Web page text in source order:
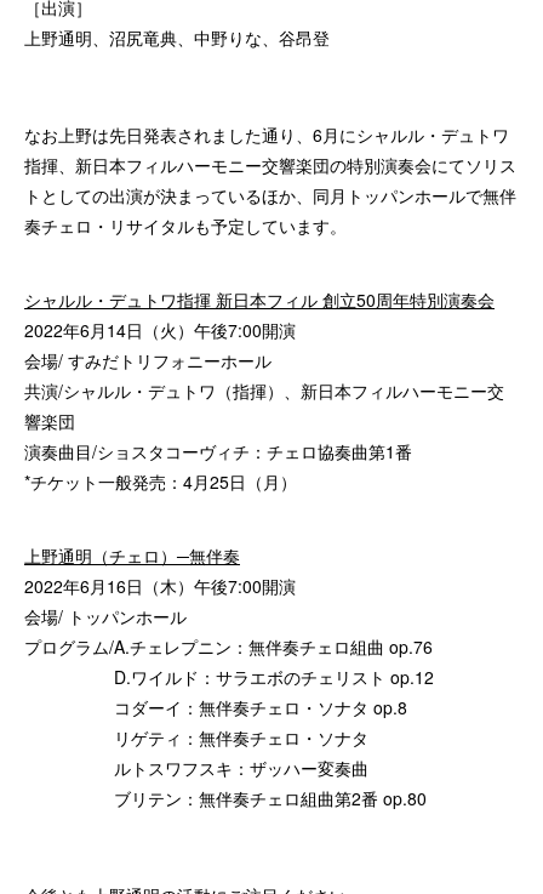
［出演］
上野通明、沼尻竜典、中野りな、谷昂登
なお上野は先日発表されました通り、6月にシャルル・デュトワ
指揮、新日本フィルハーモニー交響楽団の特別演奏会にてソリス
トとしての出演が決まっているほか、同月トッパンホールで無伴
奏チェロ・リサイタルも予定しています。
シャルル・デュトワ指揮 新日本フィル 創立50周年特別演奏会
2022年6月14日（火）午後7:00開演
会場/ すみだトリフォニーホール
共演/シャルル・デュトワ（指揮）、新日本フィルハーモニー交
響楽団
演奏曲目/ショスタコーヴィチ：チェロ協奏曲第1番
*チケット一般発売：4月25日（月）
上野通明（チェロ）─無伴奏
2022年6月16日（木）午後7:00開演
会場/ トッパンホール
プログラム/A.チェレプニン：無伴奏チェロ組曲 op.76
D.ワイルド：サラエボのチェリスト op.12
コダーイ：無伴奏チェロ・ソナタ op.8
リゲティ：無伴奏チェロ・ソナタ
ルトスワフスキ：ザッハー変奏曲
ブリテン：無伴奏チェロ組曲第2番 op.80